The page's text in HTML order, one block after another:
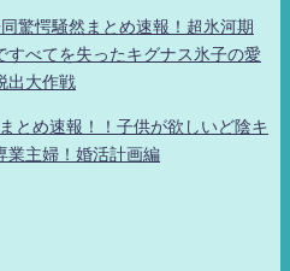
驚愕騒然まとめ速報！超氷河期
べてを失ったキグナス氷子の愛
出大作戦
とめ速報！！子供が欲しいど陰キ
業主婦！婚活計画編